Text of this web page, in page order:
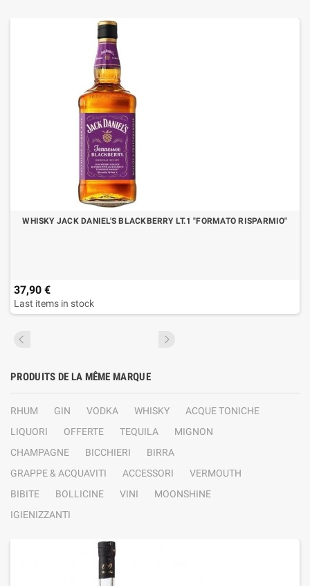
WHISKY JACK DANIEL'S BLACKBERRY LT.1 "FORMATO RISPARMIO"
37,90 €
Last items in stock
PRODUITS DE LA MÊME MARQUE
RHUM GIN VODKA WHISKY
ACQUE TONICHE
LIQUORI
OFFERTE TEQUILA
MIGNON
CHAMPAGNE
BICCHIERI
BIRRA
GRAPPE & ACQUAVITI
ACCESSORI
VERMOUTH
BIBITE
BOLLICINE VINI
MOONSHINE
IGIENIZZANTI